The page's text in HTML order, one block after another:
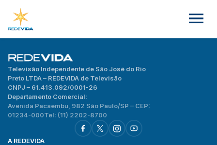
Televisão Independente de São José do Rio
Preto LTDA – REDEVIDA de Televisão
CNPJ – 61.413.092/0001-26
Departamento Comercial:
Avenida Pacaembu, 982 São Paulo/SP – CEP:
01234-000Tel: (11) 2202-8700
A REDEVIDA